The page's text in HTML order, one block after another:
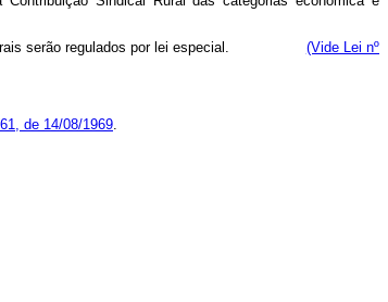
rurais serão regulados por lei especial. (Vide Lei nº
de 14/08/1969.